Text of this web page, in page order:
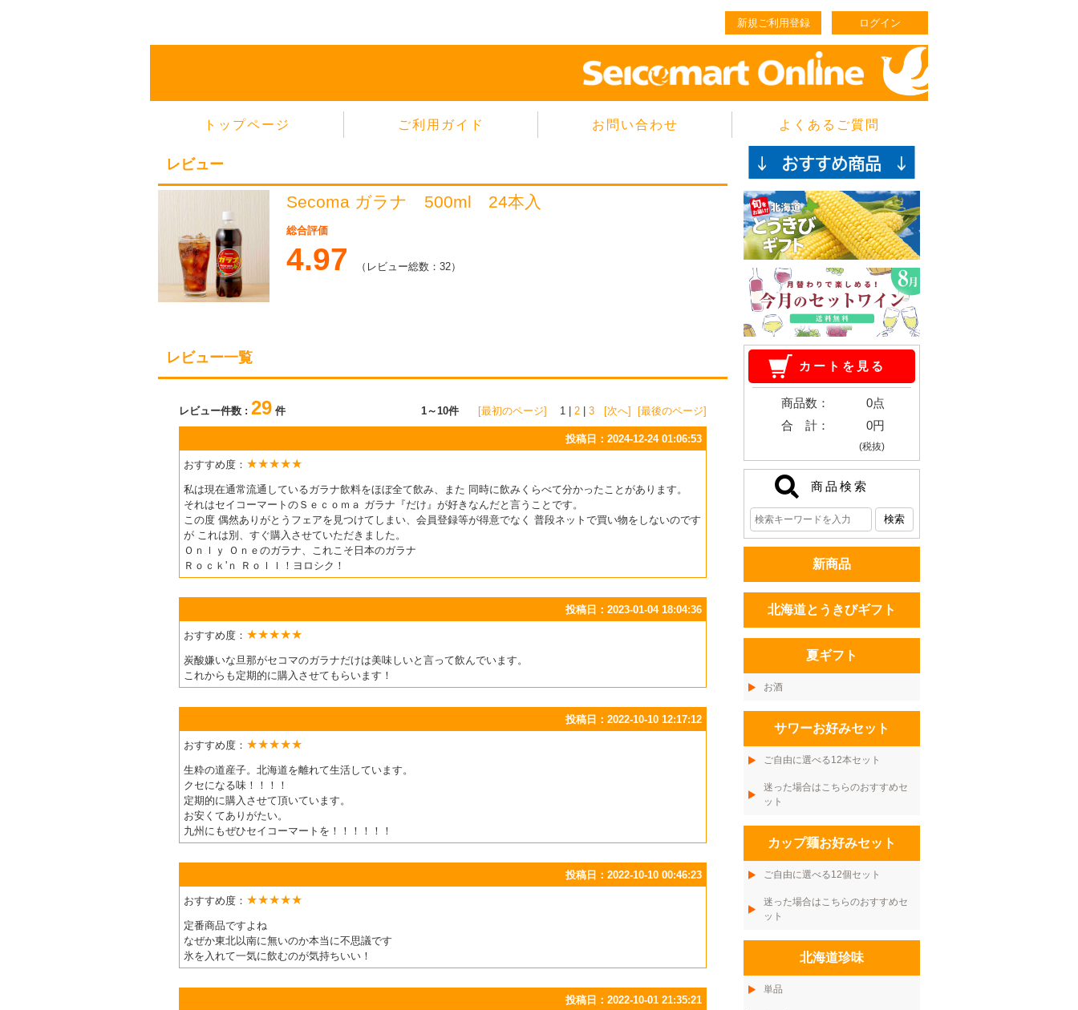
新規ご利用登録 ログイン
トップページ ご利用ガイド
サイトのご利用規約
特定商取引法に基づく表示
お問い合わせ よくあるご質問
レビュー
Secoma ガラナ 500ml 24本入
総合評価
4.97 （レビュー総数：32）
レビュー一覧
レビュー件数 : 29 件 1～10件 [最初のページ] 1 | 2 3 [次へ] [最後のページ]
投稿日：2024-12-24 01:06:53
おすすめ度： ★★★★★
私は現在通常流通しているガラナ飲料をほぼ全て飲み、また 同時に飲みくらべて分かったことがあります。
それはセイコーマートのＳｅｃｏｍａ ガラナ『だけ』が好きなんだと言うことです。
この度 偶然ありがとうフェアを見つけてしまい、会員登録等が得意でなく 普段ネットで買い物をしないのです
が これは別、すぐ購入させていただきました。
Ｏｎｌｙ Ｏｎｅのガラナ、これこそ日本のガラナ
Ｒｏｃｋ'ｎ Ｒｏｌｌ！ヨロシク！
投稿日：2023-01-04 18:04:36
おすすめ度： ★★★★★
炭酸嫌いな旦那がセコマのガラナだけは美味しいと言って飲んでいます。
これからも定期的に購入させてもらいます！
投稿日：2022-10-10 12:17:12
おすすめ度： ★★★★★
生粋の道産子。北海道を離れて生活しています。
クセになる味！！！！
定期的に購入させて頂いています。
お安くてありがたい。
九州にもぜひセイコーマートを！！！！！！
投稿日：2022-10-10 00:46:23
おすすめ度： ★★★★★
定番商品ですよね
なぜか東北以南に無いのか本当に不思議です
氷を入れて一気に飲むのが気持ちいい！
投稿日：2022-10-01 21:35:21
カートを見る
商品数：
0点
合 計：
0円
(税抜)
商品検索
新商品
北海道とうきびギフト
夏ギフト
お酒
サワーお好みセット
ご自由に選べる12本セット
迷った場合はこちらのおすすめセ
ット
カップ麺お好みセット
ご自由に選べる12個セット
迷った場合はこちらのおすすめセ
ット
北海道珍味
単品